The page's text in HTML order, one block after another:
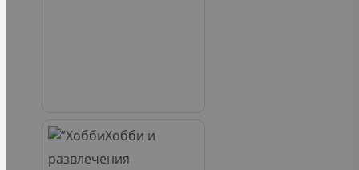
Хобби и
развлечения